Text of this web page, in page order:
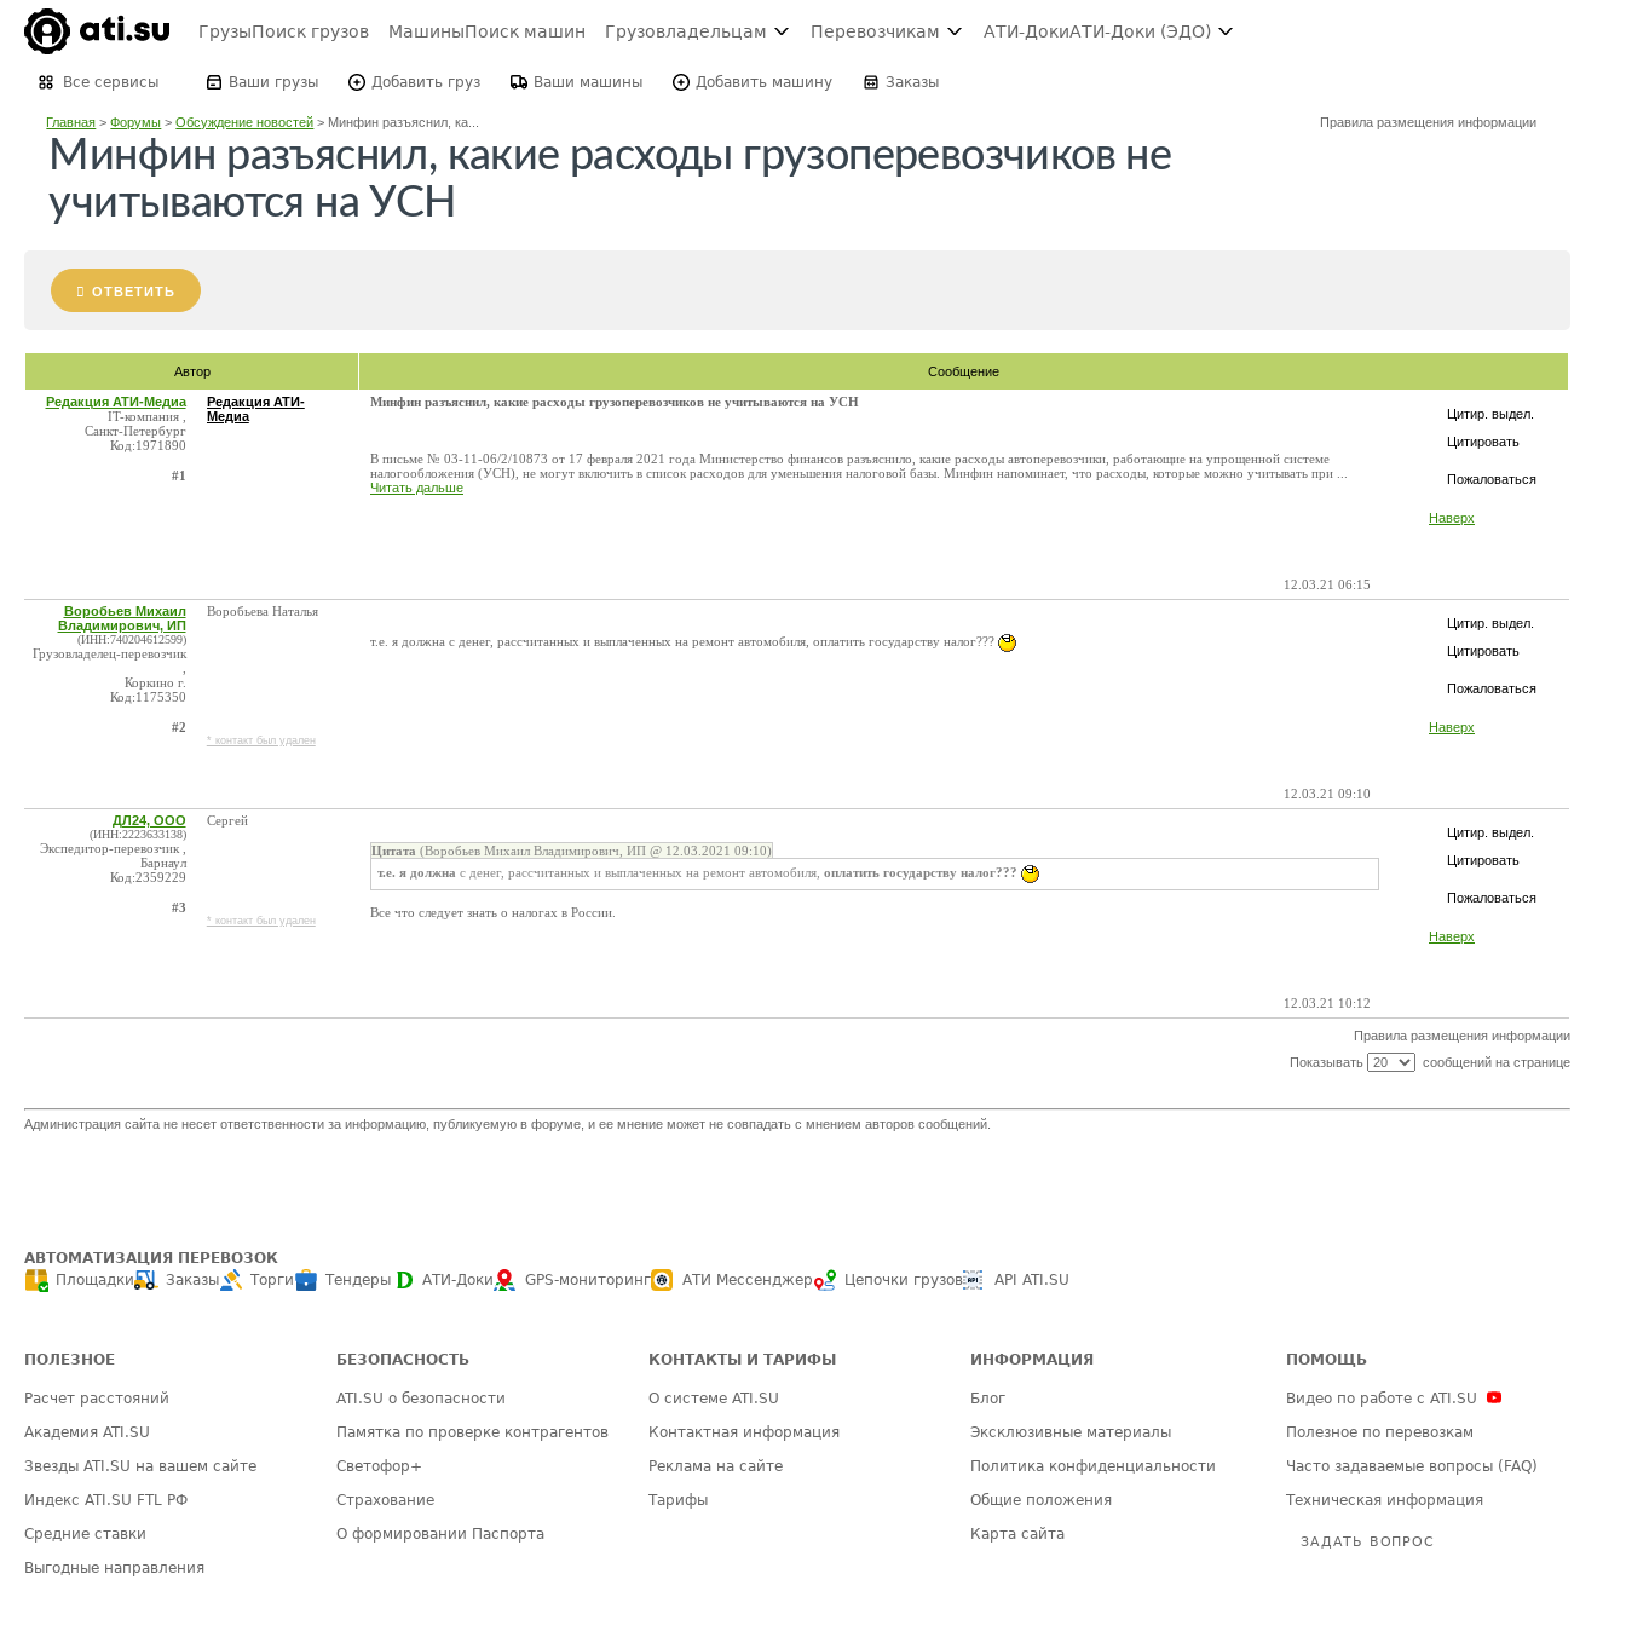
ГрузыПоиск грузов МашиныПоиск машин Грузовладельцам Перевозчикам АТИ-ДокиАТИ-Доки (ЭДО)
Все сервисы Ваши грузы Добавить груз Ваши машины Добавить машину Заказы
Главная >Форумы >Обсуждение новостей > Минфин разъяснил, ка... Правила размещения информации
Минфин разъяснил, какие расходы грузоперевозчиков не
учитываются на УСН
ОТВЕТИТЬ
Автор Сообщение
Цитир. выдел.
Цитировать
Пожаловаться
Наверх
Редакция АТИ-Медиа
IT-компания ,
Санкт-Петербург
Код:1971890
#1
Редакция АТИ-
Медиа
Минфин разъяснил, какие расходы грузоперевозчиков не учитываются на УСН
В письме № 03-11-06/2/10873 от 17 февраля 2021 года Министерство финансов разъяснило, какие расходы автоперевозчики, работающие на упрощенной системе
налогообложения (УСН), не могут включить в список расходов для уменьшения налоговой базы. Минфин напоминает, что расходы, которые можно учитывать при ...
Читать дальше
12.03.21 06:15
Цитир. выдел.
Цитировать
Пожаловаться
Наверх
Воробьев Михаил
Владимирович, ИП
(ИНН:740204612599)
Грузовладелец-перевозчик
Коркино г.
Код:1175350
#2
Воробьева Наталья
* контакт был удален
т.е. я должна с денег, рассчитанных и выплаченных на ремонт автомобиля, оплатить государству налог???
12.03.21 09:10
Цитир. выдел.
Цитировать
Пожаловаться
Наверх
ДЛ24, ООО
(ИНН:2223633138)
Экспедитор-перевозчик ,
Барнаул
Код:2359229
#3
Сергей
* контакт был удален
Цитата (Воробьев Михаил Владимирович, ИП @ 12.03.2021 09:10)
т.е. я должна с денег, рассчитанных и выплаченных на ремонт автомобиля, оплатить государству налог???
Все что следует знать о налогах в России.
12.03.21 10:12
Правила размещения информации
Показывать
сообщений на странице
Администрация сайта не несет ответственности за информацию, публикуемую в форуме, и ее мнение может не совпадать с мнением авторов сообщений.
АВТОМАТИЗАЦИЯ ПЕРЕВОЗОК
Площадки
Заказы Торги Тендеры АТИ-Доки GPS-мониторинг АТИ Мессенджер Цепочки грузов API ATI.SU
ПОЛЕЗНОЕ
Расчет расстояний
Академия ATI.SU
Звезды ATI.SU на вашем сайте
Индекс ATI.SU FTL РФ
Средние ставки
Выгодные направления
БЕЗОПАСНОСТЬ
ATI.SU о безопасности
Памятка по проверке контрагентов
Светофор+
Страхование
О формировании Паспорта
КОНТАКТЫ И ТАРИФЫ
О системе ATI.SU
Контактная информация
Реклама на сайте
Тарифы
ИНФОРМАЦИЯ
Блог
Эксклюзивные материалы
Политика конфиденциальности
Общие положения
Карта сайта
ПОМОЩЬ
Видео по работе с ATI.SU
Полезное по перевозкам
Часто задаваемые вопросы (FAQ)
Техническая информация
ЗАДАТЬ ВОПРОС